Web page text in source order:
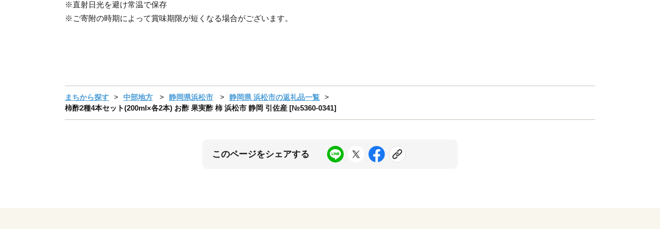
※直射日光を避け常温で保存
※ご寄附の時期によって賞味期限が短くなる場合がございます。
まちから探す 中部地方 静岡県浜松市
静岡県 浜松市の返礼品一覧
柿酢2種4本セット(200ml×各2本) お酢 果実酢 柿 浜松市 静岡 引佐産 [№5360-0341]
このページをシェアする